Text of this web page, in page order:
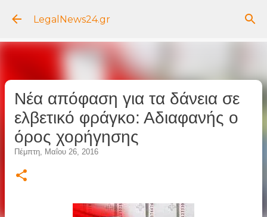
Μετάβαση στο κύριο περιεχόμενο
LegalNews24.gr
Νέα απόφαση για τα δάνεια σε
ελβετικό φράγκο: Αδιαφανής ο
όρος χορήγησης
Πέμπτη, Μαΐου 26, 2016